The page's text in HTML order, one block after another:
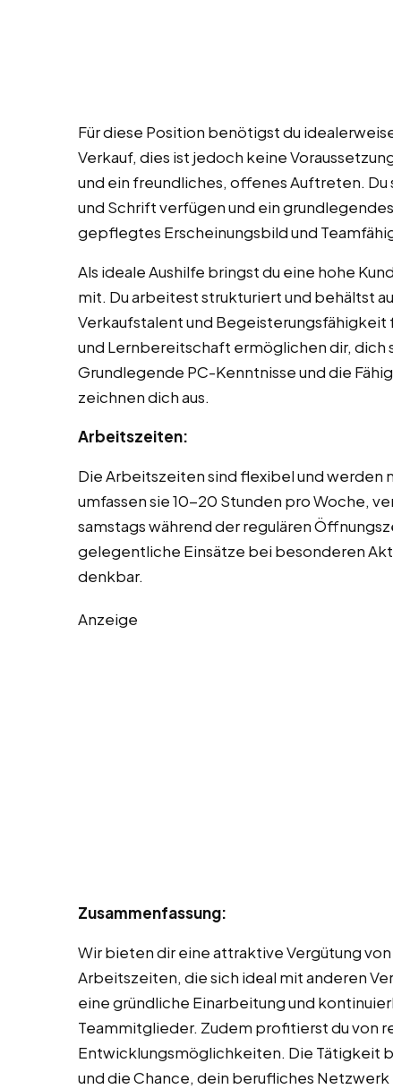
Für diese Position benötigst du
Verkauf, dies ist jedoch keine
und ein freundliches, offenes Auftreten.
und Schrift verfügen und ein
gepflegtes Erscheinungsbild und
Als ideale Aushilfe bringst du eine hohe
mit. Du arbeitest strukturiert und behältst
Verkaufstalent und
und Lernbereitschaft ermöglichen dir, dich
Grundlegende PC-Kenntnisse und die
zeichnen dich aus.
Arbeitszeiten:
Die Arbeitszeiten sind flexibel und
umfassen sie 10-20 Stunden pro Woche,
samstags während der regulären
gelegentliche Einsätze bei besonderen
denkbar.
Anzeige
Zusammenfassung:
Wir bieten dir eine attraktive Vergütung
Arbeitszeiten, die sich ideal mit anderen
eine gründliche Einarbeitung und
Teammitglieder. Zudem profitierst du von
Entwicklungsmöglichkeiten. Die Tätigkeit
und die Chance, dein berufliches Netzwerk